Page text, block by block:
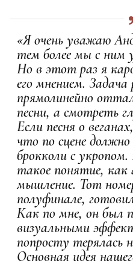
«Я очень уважаю
тем более мы с ним
Но в этот раз я
его мнением.
прямолинейно
песни, а смотреть
Если песня о
что по сцене
брокколи с укропом.
такое понятие, как
мышление. Тот
полуфинале,
Как по мне, он был
визуальными
попросту терялась
Основная идея